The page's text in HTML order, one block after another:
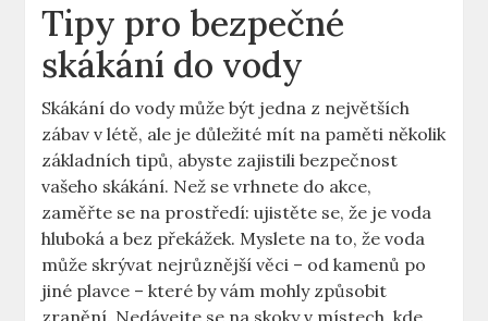
Tipy pro bezpečné
skákání do vody
Skákání do vody může být jedna z největších
zábav v létě, ale je důležité mít na paměti několik
základních tipů, abyste zajistili bezpečnost
vašeho skákání. Než se vrhnete do akce,
zaměřte se na prostředí: ujistěte se, že je voda
hluboká a bez překážek. Myslete na to, že voda
může skrývat nejrůznější věci – od kamenů po
jiné plavce – které by vám mohly způsobit